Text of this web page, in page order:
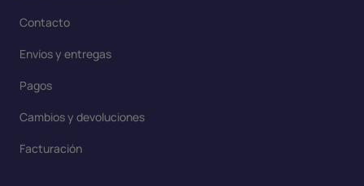
Contacto
Envíos y entregas
Pagos
Cambios y devoluciones
Facturación